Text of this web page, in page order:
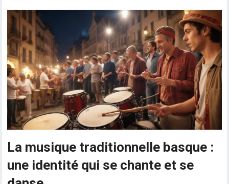
La musique traditionnelle basque :
une identité qui se chante et se